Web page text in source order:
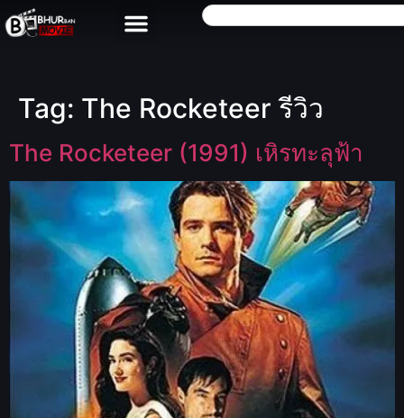
Tag: The Rocketeer รีวิว
The Rocketeer (1991) เหิรทะลุฟ้า